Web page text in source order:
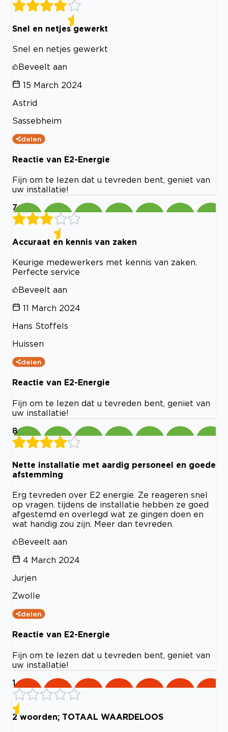
Snel en netjes gewerkt
Snel en netjes gewerkt
Beveelt aan
15 March 2024
Astrid
Sassebheim
delen
Reactie van E2-Energie
Fijn om te lezen dat u tevreden bent, geniet van
uw installatie!
7
Accuraat en kennis van zaken
Keurige medewerkers met kennis van zaken.
Perfecte service
Beveelt aan
11 March 2024
Hans Stoffels
Huissen
delen
Reactie van E2-Energie
Fijn om te lezen dat u tevreden bent, geniet van
uw installatie!
8
Nette installatie met aardig personeel en goede
afstemming
Erg tevreden over E2 energie. Ze reageren snel
op vragen. tijdens de installatie hebben ze goed
afgestemd en overlegd wat ze gingen doen en
wat handig zou zijn. Meer dan tevreden.
Beveelt aan
4 March 2024
Jurjen
Zwolle
delen
Reactie van E2-Energie
Fijn om te lezen dat u tevreden bent, geniet van
uw installatie!
1
2 woorden; TOTAAL WAARDELOOS